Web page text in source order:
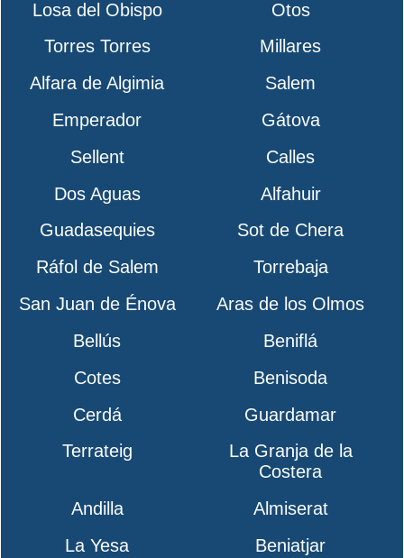
Losa del Obispo
Otos
Torres Torres
Millares
Alfara de Algimia
Salem
Emperador
Gátova
Sellent
Calles
Dos Aguas
Alfahuir
Guadasequies
Sot de Chera
Ráfol de Salem
Torrebaja
San Juan de Énova
Aras de los Olmos
Bellús
Beniflá
Cotes
Benisoda
Cerdá
Guardamar
Terrateig
La Granja de la
Costera
Andilla
Almiserat
La Yesa
Beniatjar